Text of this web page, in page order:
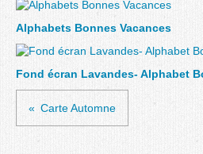
Alphabets Bonnes Vacances
Fond écran Lavandes- Alphabet
Carte Automne